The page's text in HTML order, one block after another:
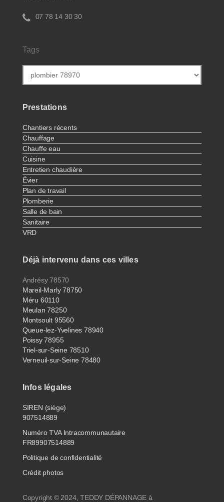
07 78 14 30 30
Tags
Prestations
Chantiers récents
Chauffage
Chauffe eau
Cuisine
Entretien chaudière
Évier
Plan de travail
Plomberie
Salle de bain
Sanitaire
VRD
Déjà intervenu dans ces villes
Andrésy 78570
Mareil-Marly 78750
Méru 60110
Meulan 78250
Montsoult 95560
Queue-lez-Yvelines 78940
Poissy 78955
Triel-sur-Seine 78510
Verneuil-sur-Seine 78480
Infos légales
SIREN (siège)
907514889
Numéro TVA Intracommunautaire
FR89907514889
Politique de confidentialité
Crédit photos
Copyright © 2024, TEDDY DÉPANNAGE à